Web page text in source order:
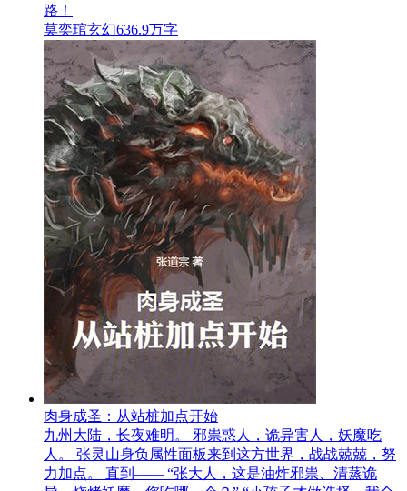
路！
莫奕琯玄幻636.9万字
肉身成圣：从站桩加点开始
九州大陆，长夜难明。 邪祟惑人，诡异害人，妖魔吃
人。 张灵山身负属性面板来到这方世界，战战兢兢，努
力加点。 直到—— “张大人，这是油炸邪祟、清蒸诡